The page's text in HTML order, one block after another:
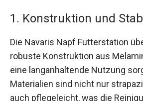
1. Konstruktion und
Die Navaris Napf Futterstation
robuste Konstruktion aus
eine langanhaltende Nutzung
Materialien sind nicht nur
auch pflegeleicht, was die